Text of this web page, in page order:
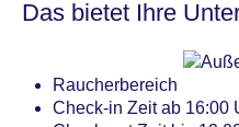
Das bietet Ihre
Raucherbereich
Check-in Zeit ab 16:00